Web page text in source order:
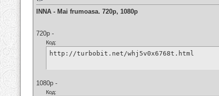
INNA - Mai frumoasa. 720p, 1080p
720p -
Код:
http://turbobit.net/whj5v0x6768t.html
1080p -
Код: